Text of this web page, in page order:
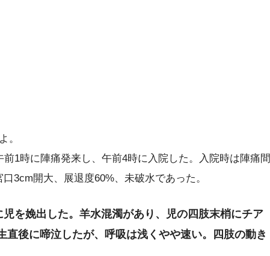
。
1時に陣痛発来し、午前4時に入院した。入院時は陣痛間
3cm開大、展退度60%、未破水であった。
を娩出した。羊水混濁があり、児の四肢末梢にチア
直後に啼泣したが、呼吸は浅くやや速い。四肢の動き